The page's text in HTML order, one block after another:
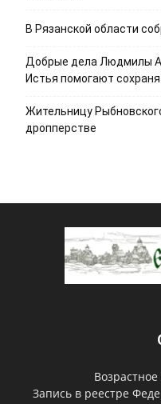
В Рязанской области
Добрые дела Людмилы
Истья помогают
Жительницу
дропперстве
Запись в реестре